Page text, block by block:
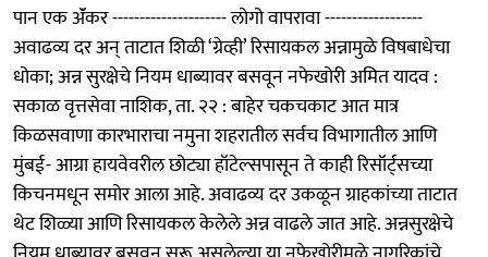
पान एक ॲंकर --------------------- लोगो वापरावा ------------------
अवाढव्य दर अन् ताटात शिळी ‘ग्रेव्ही’ रिसायकल अन्नामुळे विषबाधेचा
धोका; अन्न सुरक्षेचे नियम धाब्यावर बसवून नफेखोरी अमित यादव :
सकाळ वृत्तसेवा नाशिक, ता. २२ : बाहेर चकचकाट आत मात्र
किळसवाणा कारभाराचा नमुना शहरातील सर्वच विभागातील आणि
मुंबई- आग्रा हायवेवरील छोट्या हॉटेल्सपासून ते काही रिसॉर्ट्सच्या
किचनमधून समोर आला आहे. अवाढव्य दर उकळून ग्राहकांच्या ताटात
थेट शिळ्या आणि रिसायकल केलेले अन्न वाढले जात आहे. अन्नसुरक्षेचे